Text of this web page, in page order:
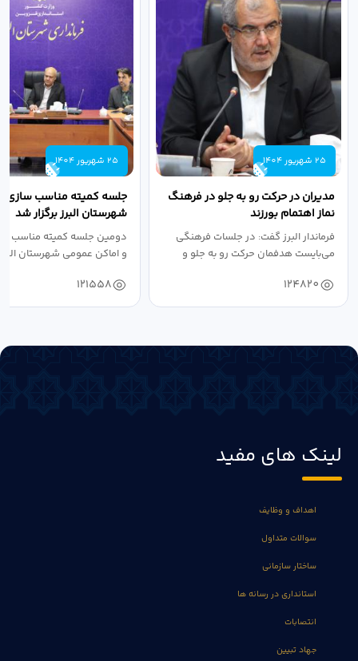
25 شهریور 1404
مدیران در حرکت رو به جلو در فرهنگ
نماز اهتمام بورزند
فرماندار البرز گفت: در جلسات فرهنگی
می‌بایست هدفمان حرکت رو به جلو و
124820
25 شهریور 1404
جلسه کمیته مناسب سازی
شهرستان البرز برگزار شد
دومین جلسه کمیته مناسب
و اماکن عمومی شهرستان
121558
لینک های مفید
اهداف و وظایف
سوالات متداول
ساختار سازمانی
استانداری در رسانه ها
انتصابات
جهاد تبیین